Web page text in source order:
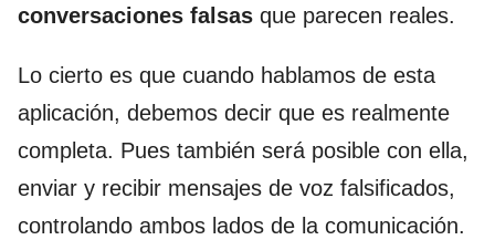
conversaciones falsas que parecen reales.
Lo cierto es que cuando hablamos de esta
aplicación, debemos decir que es realmente
completa. Pues también será posible con ella,
enviar y recibir mensajes de voz falsificados,
controlando ambos lados de la comunicación.